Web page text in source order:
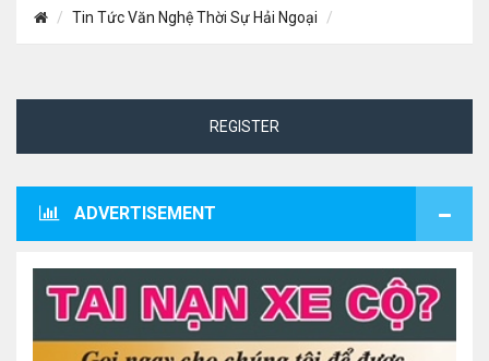
Tin Tức Văn Nghệ Thời Sự Hải Ngoại
REGISTER
ADVERTISEMENT